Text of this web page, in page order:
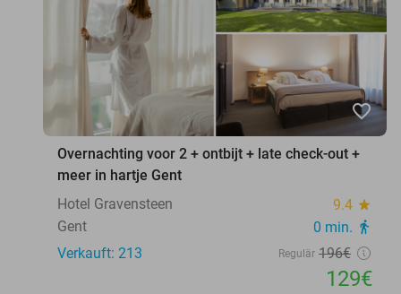
favorite_border
Overnachting voor 2 + ontbijt + late check-out +
meer in hartje Gent
Hotel Gravensteen
9.4 star
Gent 0 min. directions_walk
Verkauft: 213 Regulär 196€
129€